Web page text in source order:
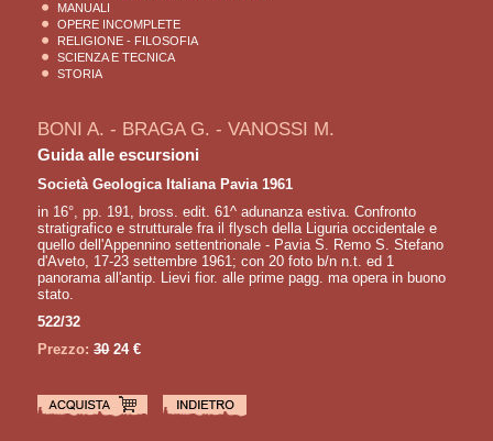
MANUALI
OPERE INCOMPLETE
RELIGIONE - FILOSOFIA
SCIENZA E TECNICA
STORIA
BONI A. - BRAGA G. - VANOSSI M.
Guida alle escursioni
Società Geologica Italiana Pavia 1961
in 16°, pp. 191, bross. edit. 61^ adunanza estiva. Confronto
stratigrafico e strutturale fra il flysch della Liguria occidentale e
quello dell'Appennino settentrionale - Pavia S. Remo S. Stefano
d'Aveto, 17-23 settembre 1961; con 20 foto b/n n.t. ed 1
panorama all'antip. Lievi fior. alle prime pagg. ma opera in buono
stato.
522/32
Prezzo: 3024 €